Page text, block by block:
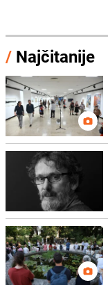
/ Najčitanije